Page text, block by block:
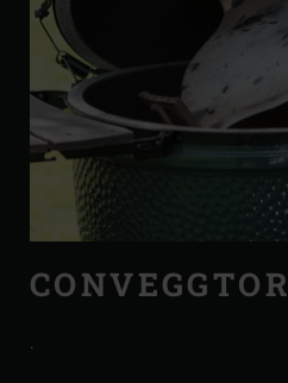
CONVEGGTOR
.